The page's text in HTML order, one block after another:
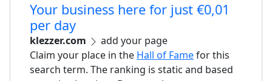
Your business here for just €0,01
per day
klezzer.com
add your page
Claim your place in the Hall of Famefor this
search term. The ranking is static and based